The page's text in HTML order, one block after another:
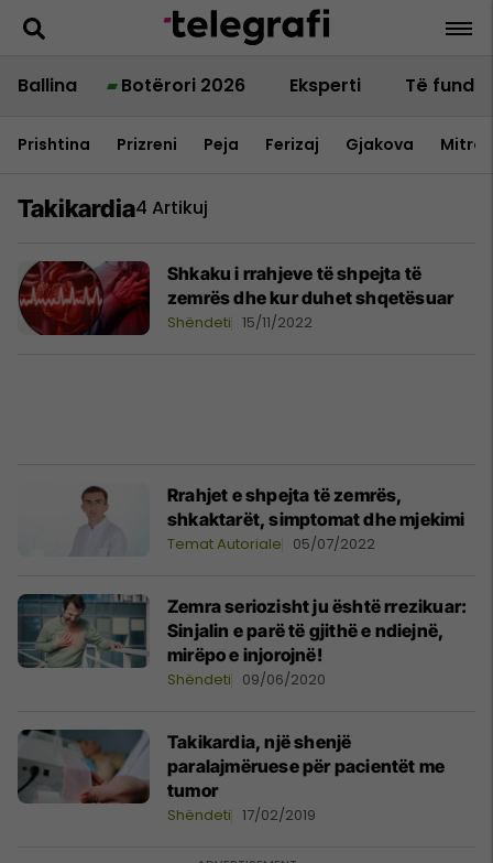
Ballina Botërori 2026 Eksperti Të fundit
Prishtina Prizreni Peja Ferizaj Gjakova
Takikardia4 Artikuj
Shkaku i rrahjeve të shpejta të
zemrës dhe kur duhet shqetësuar
Shëndeti 15/11/2022
Rrahjet e shpejta të zemrës,
shkaktarët, simptomat dhe mjekimi
Temat Autoriale 05/07/2022
Zemra seriozisht ju është rrezikuar:
Sinjalin e parë të gjithë e ndiejnë,
mirëpo e injorojnë!
Shëndeti 09/06/2020
Takikardia, një shenjë
paralajmëruese për pacientët me
tumor
Shëndeti 17/02/2019